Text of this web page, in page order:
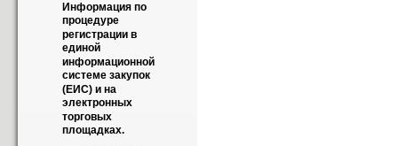
Информация по
процедуре
регистрации в
единой
информационной
системе закупок
(ЕИС) и на
электронных
торговых
площадках.